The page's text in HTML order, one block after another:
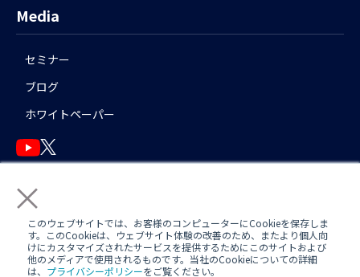
×
このウェブサイトでは、お客様のコンピューターにCookieを保存しま
す。このCookieは、ウェブサイト体験の改善のため、またより個人向
けにカスタマイズされたサービスを提供するためにこのサイトおよび
他のメディアで使用されるものです。当社のCookieについての詳細
は、 プライバシーポリシーをご覧ください。
Media
セミナー
ブログ
ホワイトペーパー
English
運用アシスタント利用規約(AWS/Azure) 日中運用支援定型約款